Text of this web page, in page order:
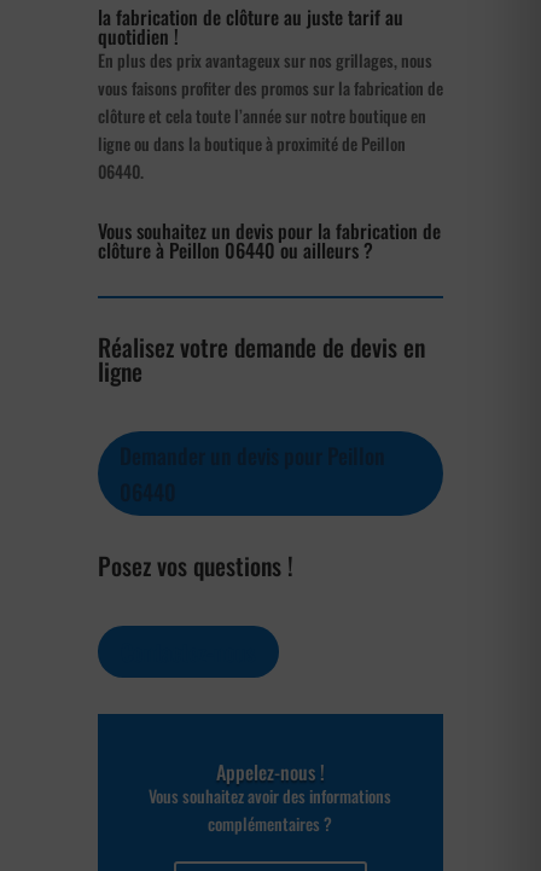
la fabrication de clôture au juste tarif au
quotidien !
En plus des prix avantageux sur nos grillages, nous
vous faisons profiter des promos sur la fabrication de
clôture et cela toute l’année sur notre boutique en
ligne ou dans la boutique à proximité de Peillon
06440.
Vous souhaitez un devis pour la fabrication de
clôture à Peillon 06440 ou ailleurs ?
Réalisez votre demande de devis en
ligne
Posez vos questions !
Appelez-nous !
Vous souhaitez avoir des informations
complémentaires ?